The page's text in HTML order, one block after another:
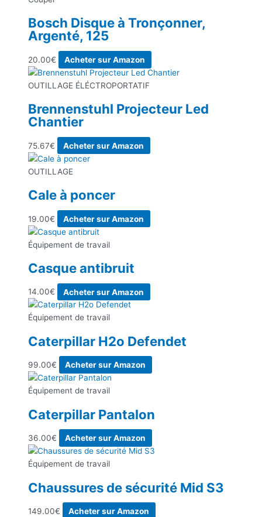
Bosch Disque à Tronçonner,
Argenté, 125
20.00€ Acheter sur Amazon
OUTILLAGE ÉLÉCTROPORTATIF
Brennenstuhl Projecteur Led
Chantier
75.67€ Acheter sur Amazon
OUTILLAGE
Cale à poncer
19.00€ Acheter sur Amazon
Équipement de travail
Casque antibruit
14.00€ Acheter sur Amazon
Équipement de travail
Caterpillar H2o Defendet
99.00€ Acheter sur Amazon
Équipement de travail
Caterpillar Pantalon
36.00€ Acheter sur Amazon
Équipement de travail
Chaussures de sécurité Mid S3
149.00€ Acheter sur Amazon